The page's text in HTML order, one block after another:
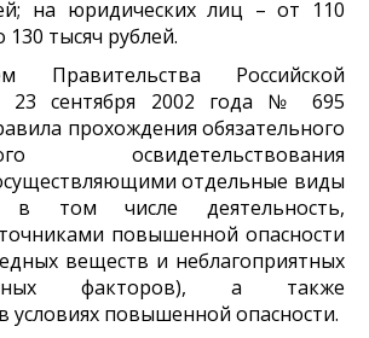
на юридических лиц – от 110
130 тысяч рублей.
Правительства Российской
23 сентября 2002 года № 695
прохождения обязательного
освидетельствования
отдельные виды
в том числе деятельность,
повышенной опасности
веществ и неблагоприятных
факторов), а также
повышенной опасности.